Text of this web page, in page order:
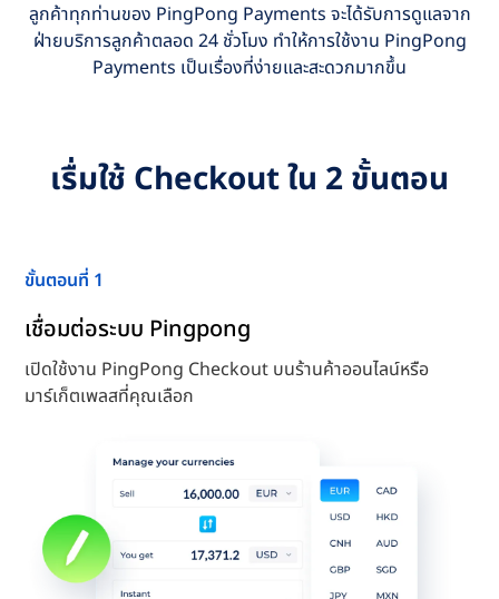
ลูกค้าทุกท่านของ PingPong Payments จะได้รับการดูแลจาก
ฝ่ายบริการลูกค้าตลอด 24 ชั่วโมง ทำให้การใช้งาน PingPong
Payments เป็นเรื่องที่ง่ายและสะดวกมากขึ้น
เรื่มใช้ Checkout ใน 2 ขั้นตอน
ขั้นตอนที่ 1
เชื่อมต่อระบบ Pingpong
เปิดใช้งาน PingPong Checkout บนร้านค้าออนไลน์หรือ
มาร์เก็ตเพลสที่คุณเลือก